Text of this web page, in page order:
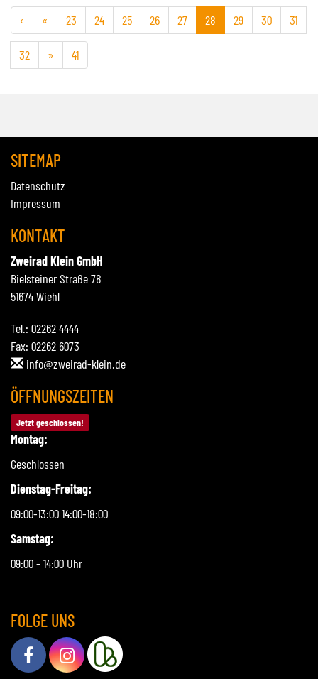
‹ « 23 24 25 26 27 28 29 30 31
32 » 41
SITEMAP
Datenschutz
Impressum
KONTAKT
Zweirad Klein GmbH
Bielsteiner Straße 78
51674 Wiehl
Tel.: 02262 4444
Fax: 02262 6073
info@zweirad-klein.de
ÖFFNUNGSZEITEN
Jetzt geschlossen!
Montag:
Geschlossen
Dienstag-Freitag:
09:00-13:00 14:00-18:00
Samstag:
09:00 - 14:00 Uhr
FOLGE UNS